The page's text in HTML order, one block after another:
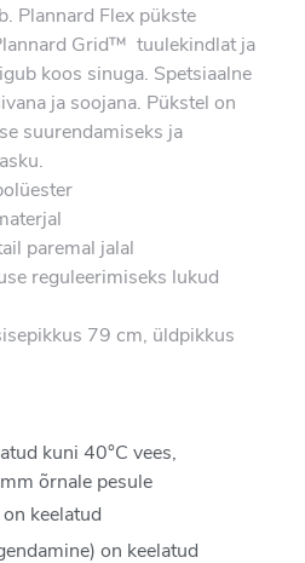
Plannard Flex pükste
Grid™ tuulekindlat ja
koos sinuga. Spetsiaalne
ja soojana. Pükstel on
suurendamiseks ja
paremal jalal
reguleerimiseks lukud
79 cm, üldpikkus
kuni 40°C vees,
õrnale pesule
keelatud
on keelatud